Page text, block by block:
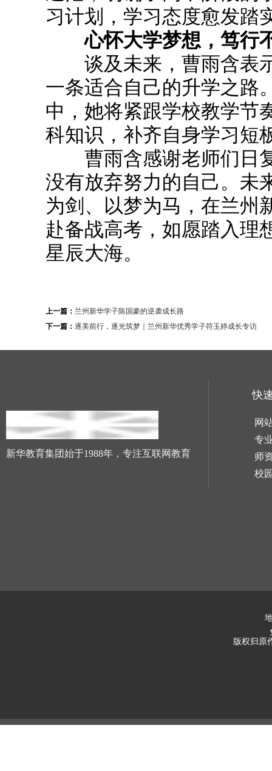
习计划，学习态度愈发踏
心怀大学梦想，笃行
谈及未来，曹雨含表示
一条适合自己的升学之路
中，她将紧跟学校教学节
科知识，补齐自身学习短
曹雨含感谢老师们日复
没有放弃努力的自己。未
为剑、以梦为马，在兰州
赴备战高考，如愿踏入理
星辰大海。
上一篇： 兰州新华学子陈国豪的逆袭成长路
下一篇： 逐美前行，逐光筑梦｜兰州新华优秀学子符玉婷成长专访
新华教育集团始于1988年，专注互联网教育
快
网
专
师
校
版权归原